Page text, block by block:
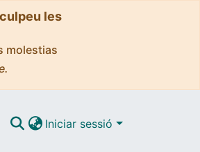
les
molestias
Iniciar sessió